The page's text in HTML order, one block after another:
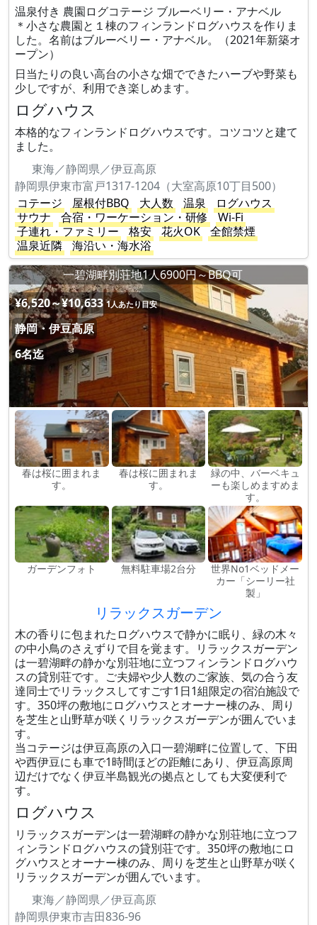
温泉付き 農園ログコテージ ブルーベリー・アナベル
＊小さな農園と１棟のフィンランドログハウスを作りま
した。名前はブルーベリー・アナベル。（2021年新築オ
ープン）
日当たりの良い高台の小さな畑でできたハーブや野菜も
少しですが、利用でき楽しめます。
ログハウス
本格的なフィンランドログハウスです。コツコツと建て
ました。
東海／静岡県／伊豆高原
静岡県伊東市富戸1317-1204（大室高原10丁目500）
コテージ
屋根付BBQ 大人数 温泉
ログハウス
サウナ
合宿・ワーケーション・研修
Wi-Fi
子連れ・ファミリー
格安 花火OK
全館禁煙
温泉近隣
海沿い・海水浴
一碧湖畔別荘地1人6900円～BBQ可
¥6,520～¥10,633 1人あたり目安
静岡・伊豆高原
6名迄
春は桜に囲まれま
す。
春は桜に囲まれま
す。
緑の中、バーベキュ
ーも楽しめますめま
す。
ガーデンフォト 無料駐車場2台分
世界No1ベッドメー
カー「シーリー社
製」
リラックスガーデン
木の香りに包まれたログハウスで静かに眠り、緑の木々
の中小鳥のさえずりで目を覚ます。リラックスガーデン
は一碧湖畔の静かな別荘地に立つフィンランドログハウ
スの貸別荘です。ご夫婦や少人数のご家族、気の合う友
達同士でリラックスしてすごす1日1組限定の宿泊施設で
す。350坪の敷地にログハウスとオーナー棟のみ、周り
を芝生と山野草が咲くリラックスガーデンが囲んでいま
す。
当コテージは伊豆高原の入口一碧湖畔に位置して、下田
や西伊豆にも車で1時間ほどの距離にあり、伊豆高原周
辺だけでなく伊豆半島観光の拠点としても大変便利で
す。
ログハウス
リラックスガーデンは一碧湖畔の静かな別荘地に立つフ
ィンランドログハウスの貸別荘です。350坪の敷地にロ
グハウスとオーナー棟のみ、周りを芝生と山野草が咲く
リラックスガーデンが囲んでいます。
東海／静岡県／伊豆高原
静岡県伊東市吉田836-96